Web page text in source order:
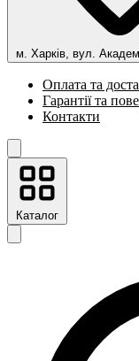
м. Харків, вул.
Оплата та
Гарантії та
Контакти
Каталог